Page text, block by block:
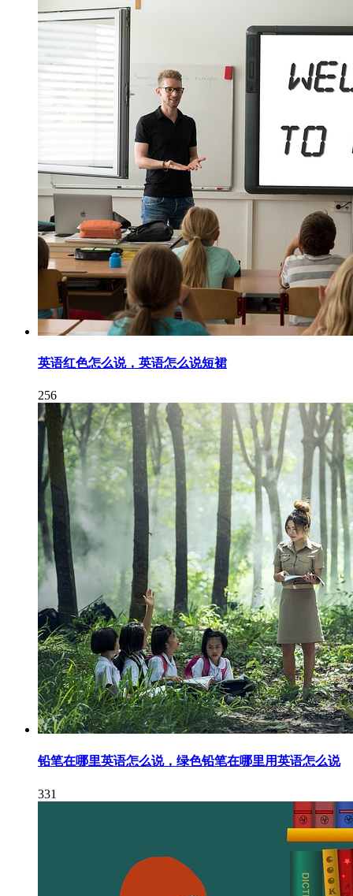
英语红色怎么说，英语怎么说短裙
256
铅笔在哪里英语怎么说，绿色铅笔在哪里用英语怎么说
331